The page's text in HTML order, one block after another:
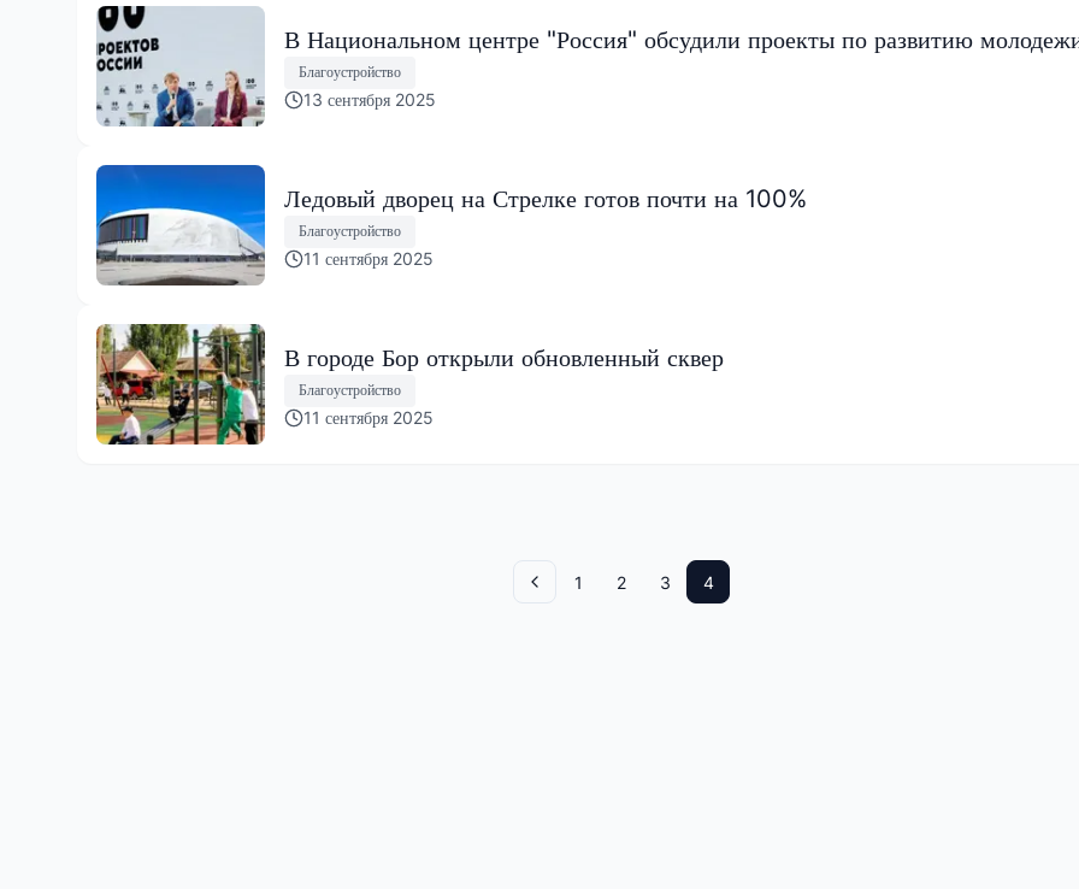
В Национальном центре "Россия" обсудили проекты по развитию
Благоустройство
13 сентября 2025
Ледовый дворец на Стрелке готов почти на 100%
Благоустройство
11 сентября 2025
В городе Бор открыли обновленный сквер
Благоустройство
11 сентября 2025
Назад 1 2 3 4